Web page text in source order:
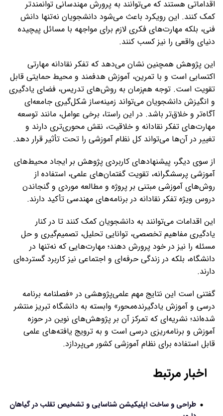
اقداماتی هستند که می‌توانند به پرورش مهندسانی توانمندتر
کمک کنند. این رویکرد باعث می‌شود دانشجویان نه‌تنها دانش
فنی، بلکه مهارت‌های فکری لازم برای مواجهه با مسائل پیچیده
دنیای واقعی را نیز کسب کنند.
این پژوهش همچنین نشان می‌دهد که تفکر نقادانه مهارتی
اکتسابی است و با تمرین، آموزش هدفمند و محیط حمایتی قابل
تقویت است. توجه هم‌زمان به روش‌های تدریس، فضای یادگیری
و انگیزش دانشجویان می‌تواند زمینه‌ساز شکل‌گیری جامعه‌ای
آگاه‌تر و خلاق‌تر باشد. در این راستا، برخی عوامل، مانند توسعه
مهارت‌های تفکر نقادانه و خلاقیت، نقش محوری‌تری دارند و
تغییر در آن‌ها می‌تواند کل نظام آموزشی را تحت تأثیر قرار دهد.
از سوی دیگر، پیشنهادهای کاربردی پژوهش بر ایجاد محیط‌های
آموزشی پرسشگرانه، تقویت گفتمان‌های علمی، استفاده از
روش‌های آموزشی مبتنی بر پروژه و مطالعه موردی و گنجاندن
دروس ویژه تفکر نقادانه در برنامه‌های مهندسی تأکید دارند.
این اقدامات می‌توانند به دانشجویان کمک کنند تا در کنار
یادگیری مفاهیم تخصصی، توانایی تحلیل، تصمیم‌گیری و حل
مسئله را نیز در خود پرورش دهند؛ مهارت‌هایی که نه‌تنها در
دانشگاه، بلکه در زندگی حرفه‌ای و اجتماعی نیز کاربرد گسترده‌ای
دارند.
گفتنی است این نتایج مهم علمی‌پژوهشی در «فصلنامه برنامه
درسی و آموزش یادگیرنده‌محور» وابسته به دانشگاه تبریز منتشر
شده‌اند؛ نشریه‌ای که تمرکز آن بر پژوهش‌های نوین در حوزه
آموزش و برنامه‌ریزی درسی است و به ترویج یافته‌های علمی
قابل استفاده برای نظام آموزشی کشور می‌پردازد.
اخبار مرتبط
طراحی و ساخت اپلیکیشن شناسایی و تشخیص تقلب‌ در گیاهان